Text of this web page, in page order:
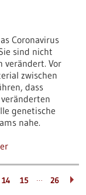
Coronavirus
sind nicht
verändert. Vor
zwischen
dass
genetische
nahe.
14 15 … 26